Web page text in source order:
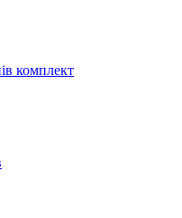
комплект